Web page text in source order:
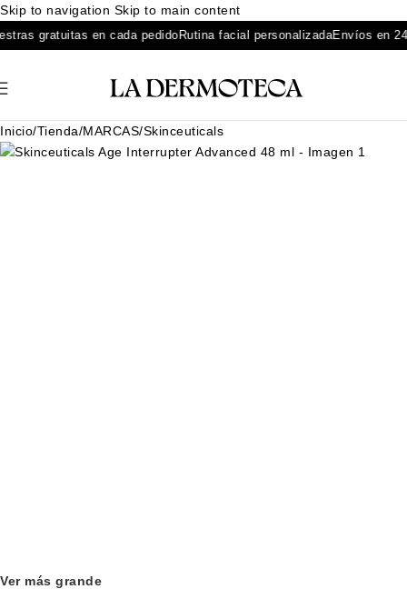
Skip to navigation Skip to main content
gratuitas en cada pedidoRutina facial personalizadaEnvíos en 24-
Inicio/Tienda/MARCAS/Skinceuticals
Ver más grande